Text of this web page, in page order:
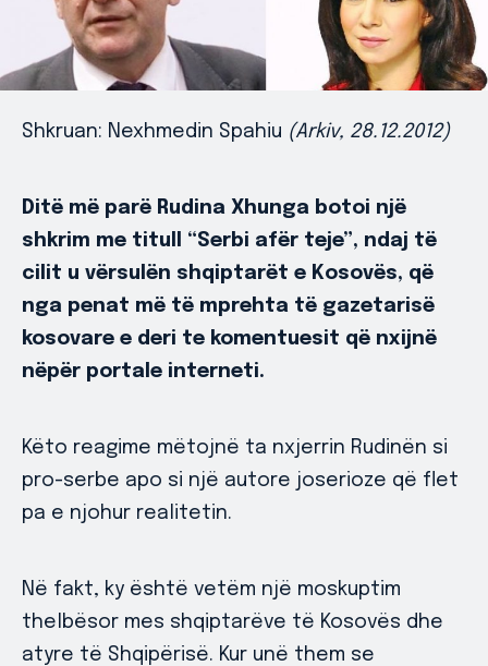
Shkruan: Nexhmedin Spahiu (Arkiv, 28.12.2012)
Ditë më parë Rudina Xhunga botoi një
shkrim me titull “Serbi afër teje”, ndaj të
cilit u vërsulën shqiptarët e Kosovës, që
nga penat më të mprehta të gazetarisë
kosovare e deri te komentuesit që nxijnë
nëpër portale interneti.
Këto reagime mëtojnë ta nxjerrin Rudinën si
pro-serbe apo si një autore joserioze që flet
pa e njohur realitetin.
Në fakt, ky është vetëm një moskuptim
thelbësor mes shqiptarëve të Kosovës dhe
atyre të Shqipërisë. Kur unë them se